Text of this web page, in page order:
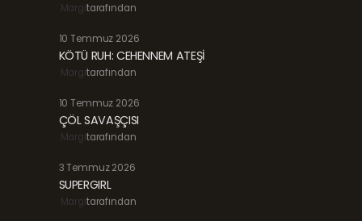
Margitarafından
10 Temmuz 2026
KÖTÜ RUH: CEHENNEM ATEŞİ
Margitarafından
10 Temmuz 2026
ÇÖL SAVAŞÇISI
Margitarafından
3 Temmuz 2026
SUPERGIRL
Margitarafından